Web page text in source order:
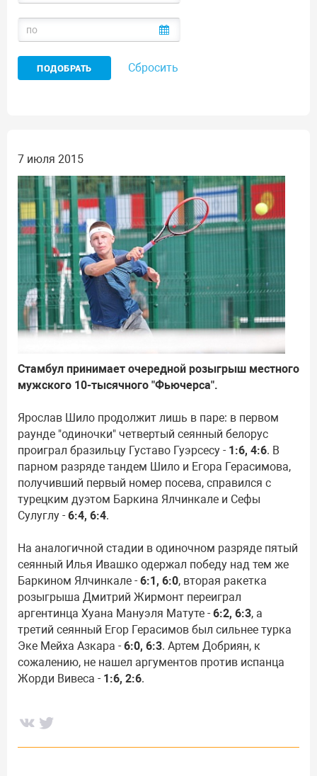
Сбросить
7 июля 2015
Стамбул принимает очередной розыгрыш местного
мужского 10-тысячного "Фьючерса".
Ярослав Шило продолжит лишь в паре: в первом
раунде "одиночки" четвертый сеянный белорус
проиграл бразильцу Густаво Гуэрсесу - 1:6, 4:6. В
парном разряде тандем Шило и Егора Герасимова,
получивший первый номер посева, справился с
турецким дуэтом Баркина Ялчинкале и Сефы
Сулуглу - 6:4, 6:4.
На аналогичной стадии в одиночном разряде пятый
сеянный Илья Ивашко одержал победу над тем же
Баркином Ялчинкале - 6:1, 6:0, вторая ракетка
розыгрыша Дмитрий Жирмонт переиграл
аргентинца Хуана Мануэля Матуте - 6:2, 6:3, а
третий сеянный Егор Герасимов был сильнее турка
Эке Мейха Азкара - 6:0, 6:3. Артем Добриян, к
сожалению, не нашел аргументов против испанца
Жорди Вивеса - 1:6, 2:6.